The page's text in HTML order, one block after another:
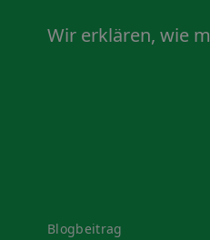
Wir erklären, wie
Blogbeitrag